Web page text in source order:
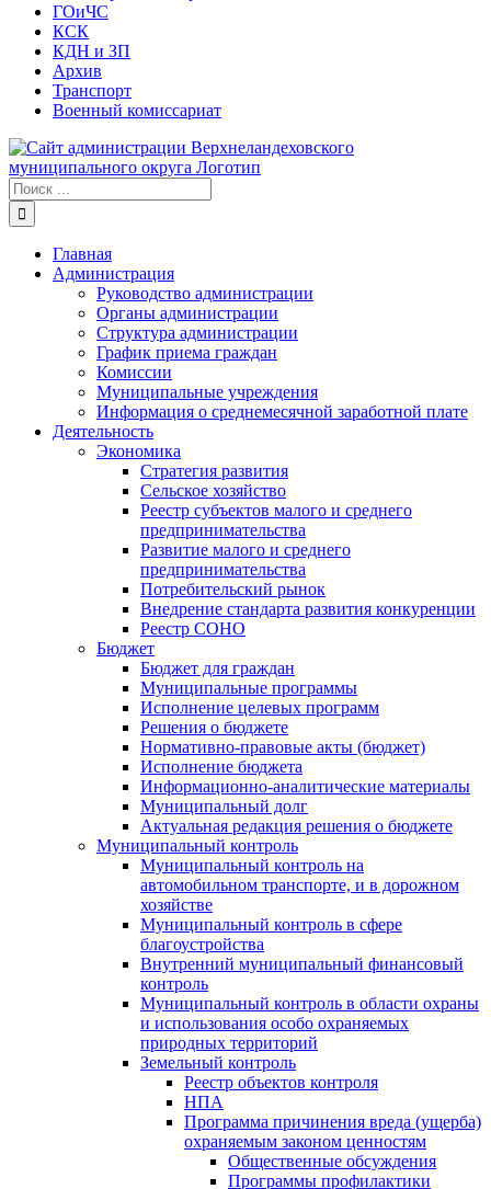
ГОиЧС
КСК
КДН и ЗП
Архив
Транспорт
Военный комиссариат
Результат
поиска:
Главная
Администрация
Руководство администрации
Органы администрации
Структура администрации
График приема граждан
Комиссии
Муниципальные учреждения
Информация о среднемесячной заработной плате
Деятельность
Экономика
Стратегия развития
Сельское хозяйство
Реестр субъектов малого и среднего
предпринимательства
Развитие малого и среднего
предпринимательства
Потребительский рынок
Внедрение стандарта развития конкуренции
Реестр СОНО
Бюджет
Бюджет для граждан
Муниципальные программы
Исполнение целевых программ
Решения о бюджете
Нормативно-правовые акты (бюджет)
Исполнение бюджета
Информационно-аналитические материалы
Муниципальный долг
Актуальная редакция решения о бюджете
Муниципальный контроль
Муниципальный контроль на
автомобильном транспорте, и в дорожном
хозяйстве
Муниципальный контроль в сфере
благоустройства
Внутренний муниципальный финансовый
контроль
Муниципальный контроль в области охраны
и использования особо охраняемых
природных территорий
Земельный контроль
Реестр объектов контроля
НПА
Программа причинения вреда (ущерба)
охраняемым законом ценностям
Общественные обсуждения
Программы профилактики